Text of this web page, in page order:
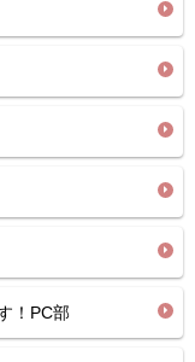
！
！PC部